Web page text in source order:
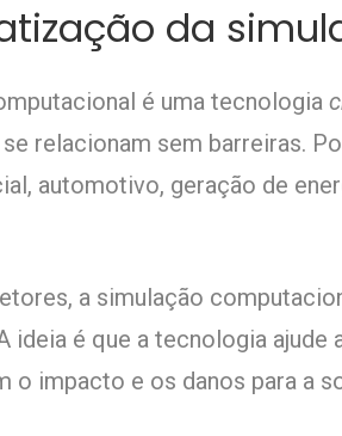
da
é uma tecnologia
relacionam sem barreiras.
automotivo, geração de
a simulação
ideia é que a tecnologia
o impacto e os danos para a